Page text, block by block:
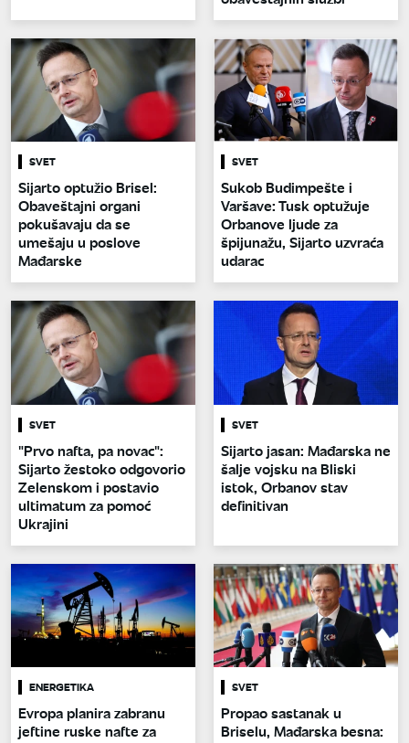
SVET
Sijarto optužio Brisel:
Obaveštajni organi
pokušavaju da se
umešaju u poslove
Mađarske
SVET
Sukob Budimpešte i
Varšave: Tusk optužuje
Orbanove ljude za
špijunažu, Sijarto uzvraća
udarac
SVET
"Prvo nafta, pa novac":
Sijarto žestoko odgovorio
Zelenskom i postavio
ultimatum za pomoć
Ukrajini
SVET
Sijarto jasan: Mađarska ne
šalje vojsku na Bliski
istok, Orbanov stav
definitivan
ENERGETIKA
Evropa planira zabranu
jeftine ruske nafte za
SVET
Propao sastanak u
Briselu, Mađarska besna: